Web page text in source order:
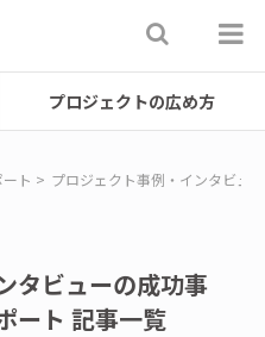
プロジェクトの広め方
ト プロジェクト事例・インタビュー
タビューの成功事
ート 記事一覧